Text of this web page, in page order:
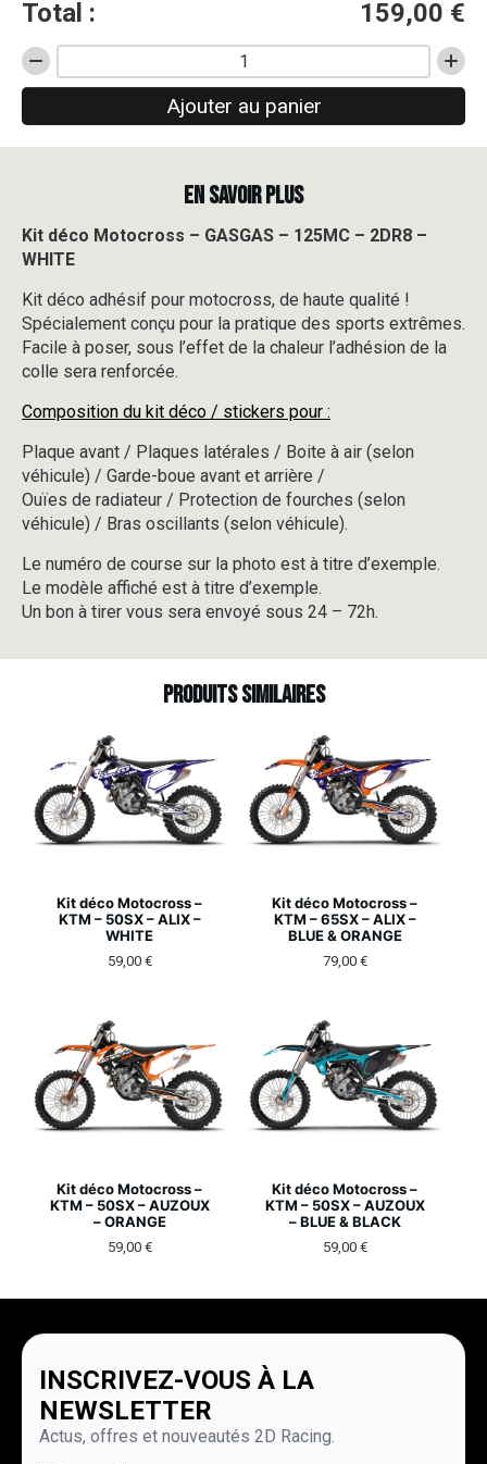
Total : 159,00 €
quantité
de
déco
Motocross
125MC
-
-
WHITE
Ajouter au panier
EN SAVOIR PLUS
Kit déco Motocross – GASGAS – 125MC – 2DR8 –
WHITE
Kit déco adhésif pour motocross, de haute qualité !
Spécialement conçu pour la pratique des sports extrêmes.
Facile à poser, sous l’effet de la chaleur l’adhésion de la
colle sera renforcée.
Composition du kit déco / stickers pour :
Plaque avant / Plaques latérales / Boite à air (selon
véhicule) / Garde-boue avant et arrière /
Ouïes de radiateur / Protection de fourches (selon
véhicule) / Bras oscillants (selon véhicule).
Le numéro de course sur la photo est à titre d’exemple.
Le modèle affiché est à titre d’exemple.
Un bon à tirer vous sera envoyé sous 24 – 72h.
Produits similaires
Kit déco Motocross –
KTM – 50SX – ALIX –
WHITE
59,00 €
Kit déco Motocross –
KTM – 65SX – ALIX –
BLUE & ORANGE
79,00 €
Kit déco Motocross –
KTM – 50SX – AUZOUX
– ORANGE
59,00 €
Kit déco Motocross –
KTM – 50SX – AUZOUX
– BLUE & BLACK
59,00 €
INSCRIVEZ-VOUS À LA
NEWSLETTER
Actus, offres et nouveautés 2D Racing.